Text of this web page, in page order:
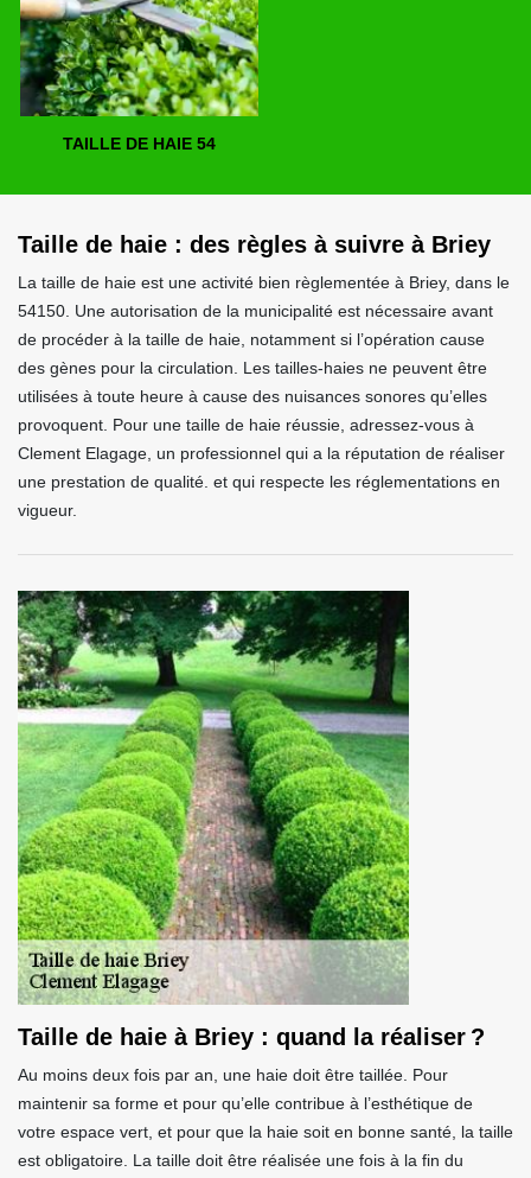
TAILLE DE HAIE 54
Taille de haie : des règles à suivre à Briey
La taille de haie est une activité bien règlementée à Briey, dans le
54150. Une autorisation de la municipalité est nécessaire avant
de procéder à la taille de haie, notamment si l’opération cause
des gènes pour la circulation. Les tailles-haies ne peuvent être
utilisées à toute heure à cause des nuisances sonores qu’elles
provoquent. Pour une taille de haie réussie, adressez-vous à
Clement Elagage, un professionnel qui a la réputation de réaliser
une prestation de qualité. et qui respecte les réglementations en
vigueur.
Taille de haie à Briey : quand la réaliser ?
Au moins deux fois par an, une haie doit être taillée. Pour
maintenir sa forme et pour qu’elle contribue à l’esthétique de
votre espace vert, et pour que la haie soit en bonne santé, la taille
est obligatoire. La taille doit être réalisée une fois à la fin du